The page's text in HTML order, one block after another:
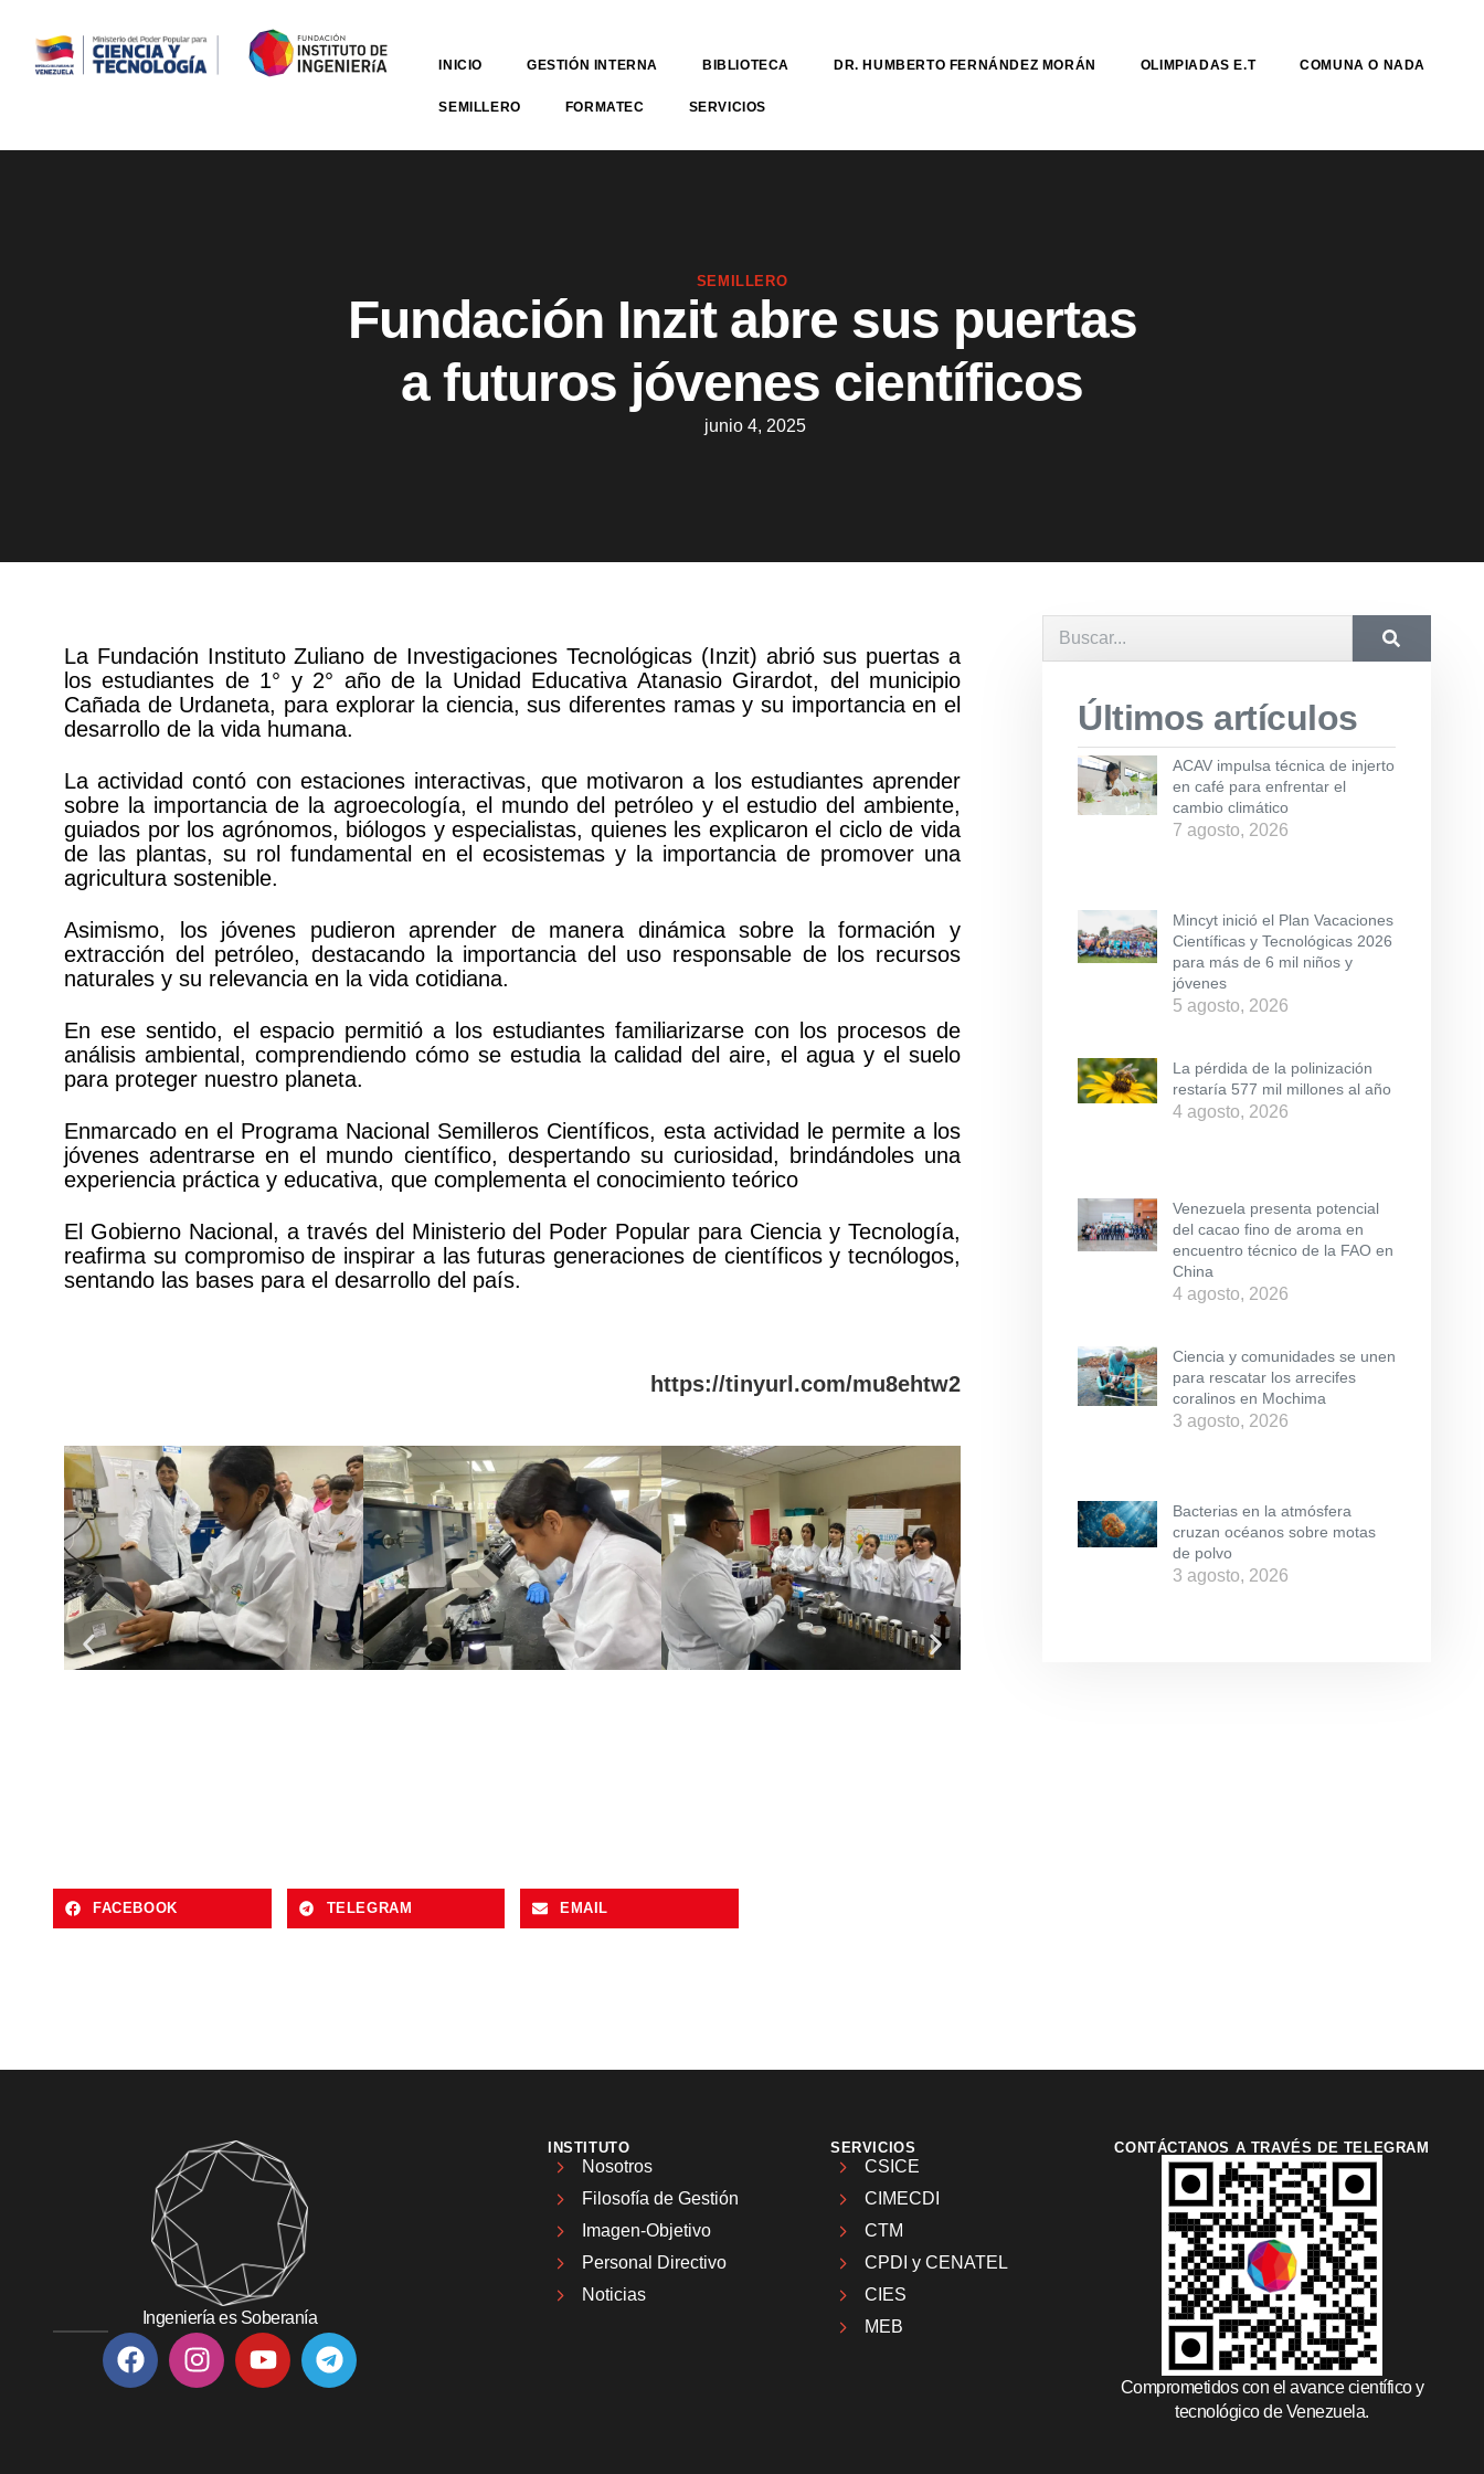
INICIO GESTIÓN INTERNA BIBLIOTECA DR. HUMBERTO FERNÁNDEZ MORÁN OLIMPIADAS E.T COMUNA O NADA
SEMILLERO FORMATEC SERVICIOS
SEMILLERO
Fundación Inzit abre sus puertas
a futuros jóvenes científicos
junio 4, 2025
La Fundación Instituto Zuliano de Investigaciones Tecnológicas (Inzit) abrió sus puertas a
los estudiantes de 1° y 2° año de la Unidad Educativa Atanasio Girardot, del municipio
Cañada de Urdaneta, para explorar la ciencia, sus diferentes ramas y su importancia en el
desarrollo de la vida humana.
La actividad contó con estaciones interactivas, que motivaron a los estudiantes aprender
sobre la importancia de la agroecología, el mundo del petróleo y el estudio del ambiente,
guiados por los agrónomos, biólogos y especialistas, quienes les explicaron el ciclo de vida
de las plantas, su rol fundamental en el ecosistemas y la importancia de promover una
agricultura sostenible.
Asimismo, los jóvenes pudieron aprender de manera dinámica sobre la formación y
extracción del petróleo, destacando la importancia del uso responsable de los recursos
naturales y su relevancia en la vida cotidiana.
En ese sentido, el espacio permitió a los estudiantes familiarizarse con los procesos de
análisis ambiental, comprendiendo cómo se estudia la calidad del aire, el agua y el suelo
para proteger nuestro planeta.
Enmarcado en el Programa Nacional Semilleros Científicos, esta actividad le permite a los
jóvenes adentrarse en el mundo científico, despertando su curiosidad, brindándoles una
experiencia práctica y educativa, que complementa el conocimiento teórico
El Gobierno Nacional, a través del Ministerio del Poder Popular para Ciencia y Tecnología,
reafirma su compromiso de inspirar a las futuras generaciones de científicos y tecnólogos,
sentando las bases para el desarrollo del país.
https://tinyurl.com/mu8ehtw2
FACEBOOK TELEGRAM EMAIL
Últimos artículos
ACAV impulsa técnica de injerto
en café para enfrentar el
cambio climático
7 agosto, 2026
Mincyt inició el Plan Vacaciones
Científicas y Tecnológicas 2026
para más de 6 mil niños y
jóvenes
5 agosto, 2026
La pérdida de la polinización
restaría 577 mil millones al año
4 agosto, 2026
Venezuela presenta potencial
del cacao fino de aroma en
encuentro técnico de la FAO en
China
4 agosto, 2026
Ciencia y comunidades se unen
para rescatar los arrecifes
coralinos en Mochima
3 agosto, 2026
Bacterias en la atmósfera
cruzan océanos sobre motas
de polvo
3 agosto, 2026
Ingeniería es Soberanía
INSTITUTO
Nosotros
Filosofía de Gestión
Imagen-Objetivo
Personal Directivo
Noticias
SERVICIOS
CSICE
CIMECDI
CTM
CPDI y CENATEL
CIES
MEB
CONTÁCTANOS A TRAVÉS DE TELEGRAM
Comprometidos con el avance científico y
tecnológico de Venezuela.